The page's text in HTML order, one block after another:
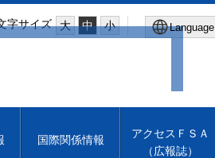
字サイズ 大 中 小 Language
国際関係情報
アクセスＦＳＡ
（広報誌）